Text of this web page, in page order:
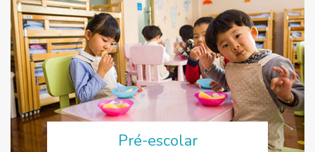
Pré-escolar